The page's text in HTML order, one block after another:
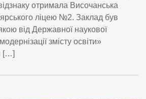
отримала Височанська
ліцею №2. Заклад був
від Державної наукової
змісту освіти»
[…]